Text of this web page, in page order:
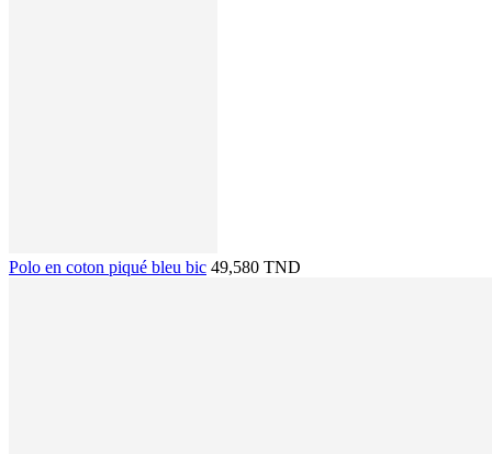
Polo en coton piqué bleu bic 49,580 TND